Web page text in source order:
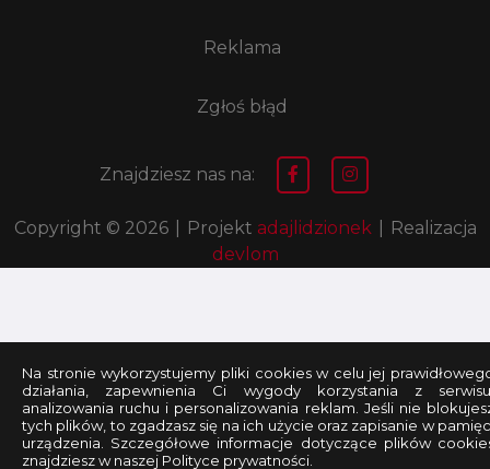
Reklama
Zgłoś błąd
Znajdziesz nas na:
Copyright © 2026 Projekt adajlidzionek
Realizacja
devlom
Na stronie wykorzystujemy pliki cookies w celu jej
działania, zapewnienia Ci wygody korzystania z
analizowania ruchu i personalizowania reklam. Jeśli nie
tych plików, to zgadzasz się na ich użycie oraz zapisanie w
urządzenia. Szczegółowe informacje dotyczące plików
znajdziesz w naszej Polityce prywatności.